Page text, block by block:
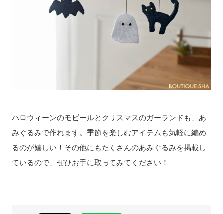
ハロウィーンのモビールとクリスマスのガーランドも、あ
みぐるみで作れます。季節を楽しむアイテムも気軽に編め
るのが嬉しい！その他にもたくさんのあみぐるみを掲載し
ているので、ぜひお手に取ってみてください！